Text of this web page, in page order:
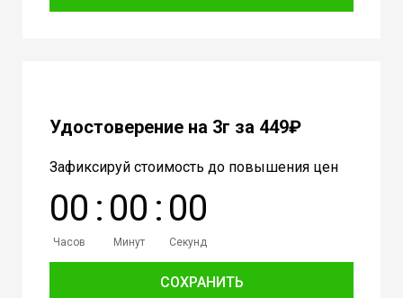
Удостоверение на 3г за 449₽
Зафиксируй стоимость до повышения цен
00
Часов
: 00
Минут
: 00
Секунд
СОХРАНИТЬ